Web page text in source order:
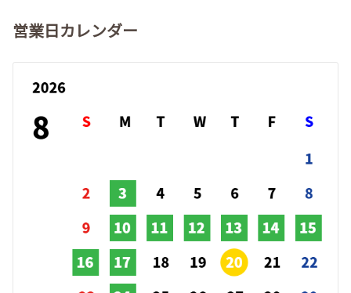
営業日カレンダー